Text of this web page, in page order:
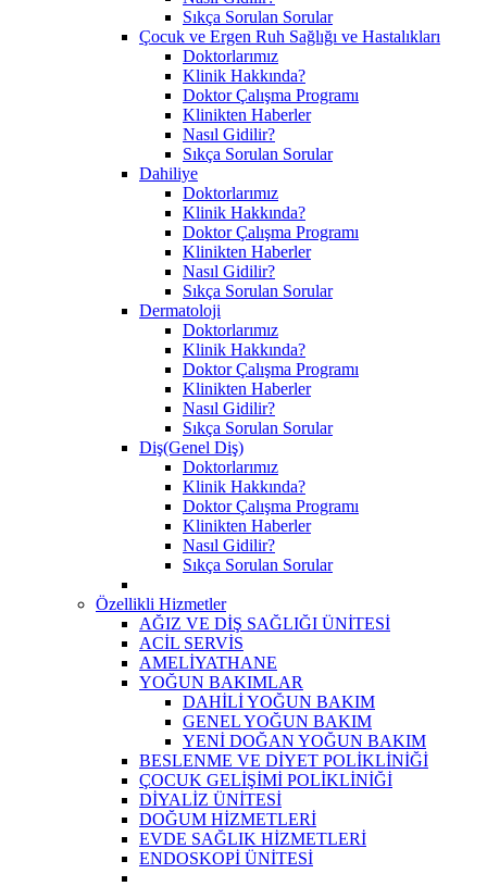
Sıkça Sorulan Sorular
Çocuk ve Ergen Ruh Sağlığı ve Hastalıkları
Doktorlarımız
Klinik Hakkında?
Doktor Çalışma Programı
Klinikten Haberler
Nasıl Gidilir?
Sıkça Sorulan Sorular
Dahiliye
Doktorlarımız
Klinik Hakkında?
Doktor Çalışma Programı
Klinikten Haberler
Nasıl Gidilir?
Sıkça Sorulan Sorular
Dermatoloji
Doktorlarımız
Klinik Hakkında?
Doktor Çalışma Programı
Klinikten Haberler
Nasıl Gidilir?
Sıkça Sorulan Sorular
Diş(Genel Diş)
Doktorlarımız
Klinik Hakkında?
Doktor Çalışma Programı
Klinikten Haberler
Nasıl Gidilir?
Sıkça Sorulan Sorular
Özellikli Hizmetler
AĞIZ VE DİŞ SAĞLIĞI ÜNİTESİ
ACİL SERVİS
AMELİYATHANE
YOĞUN BAKIMLAR
DAHİLİ YOĞUN BAKIM
GENEL YOĞUN BAKIM
YENİ DOĞAN YOĞUN BAKIM
BESLENME VE DİYET POLİKLİNİĞİ
ÇOCUK GELİŞİMİ POLİKLİNİĞİ
DİYALİZ ÜNİTESİ
DOĞUM HİZMETLERİ
EVDE SAĞLIK HİZMETLERİ
ENDOSKOPİ ÜNİTESİ